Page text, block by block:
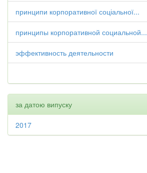
принципи корпоративної соціальної...
принципы корпоративной социальной...
эффективность деятельности
за датою випуску
2017